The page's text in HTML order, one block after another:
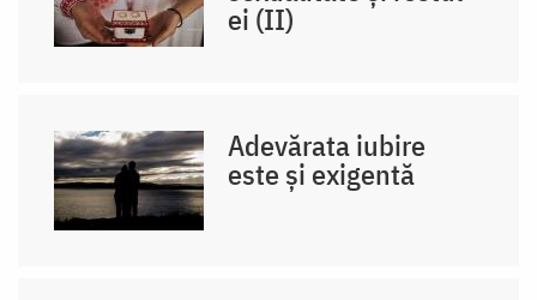
ei (II)
Adevărata iubire
este și exigentă